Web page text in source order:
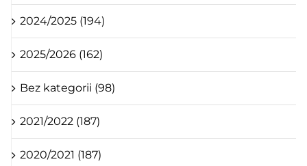
2024/2025 (194)
2025/2026 (162)
Bez kategorii (98)
2021/2022 (187)
2020/2021 (187)